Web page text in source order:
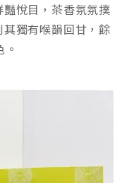
悅目，茶香氛氛撲
獨有喉韻回甘，餘